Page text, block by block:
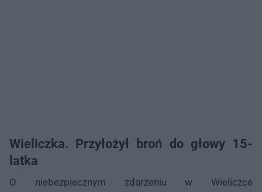
Wieliczka. Przyłożył broń do głowy 15-
latka
O niebezpiecznym zdarzeniu w Wieliczce